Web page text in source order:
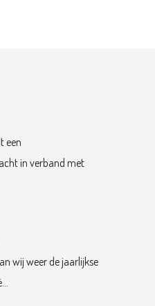
een
in verband met
wij weer de jaarlijkse